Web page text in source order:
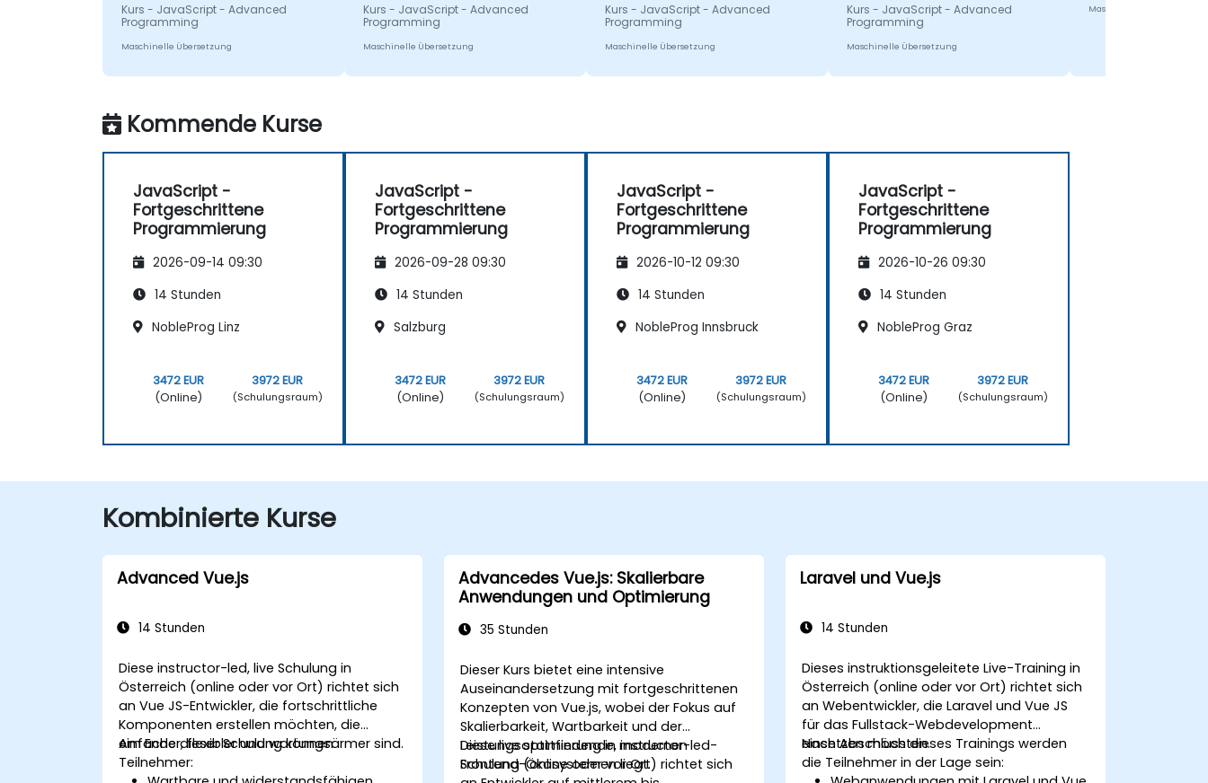
Kurs - JavaScript - Advanced
Programming
Maschinelle Übersetzung
Kurs - JavaScript - Advanced
Programming
Maschinelle Übersetzung
Kurs - JavaScript - Advanced
Programming
Maschinelle Übersetzung
Kurs - JavaScript - Advanced
Programming
Maschinelle Übersetzung
Maschinelle Übersetzung
Kommende Kurse
JavaScript -
Fortgeschrittene
Programmierung
2026-09-14 09:30
14 Stunden
NobleProg Linz
3472 EUR
(Online)
3972 EUR
(Schulungsraum)
JavaScript -
Fortgeschrittene
Programmierung
2026-09-28 09:30
14 Stunden
Salzburg
3472 EUR
(Online)
3972 EUR
(Schulungsraum)
JavaScript -
Fortgeschrittene
Programmierung
2026-10-12 09:30
14 Stunden
NobleProg Innsbruck
3472 EUR
(Online)
3972 EUR
(Schulungsraum)
JavaScript -
Fortgeschrittene
Programmierung
2026-10-26 09:30
14 Stunden
NobleProg Graz
3472 EUR
(Online)
3972 EUR
(Schulungsraum)
Kombinierte Kurse
Advanced Vue.js
14 Stunden
Diese instructor-led, live Schulung in
Österreich (online oder vor Ort) richtet sich
an Vue JS-Entwickler, die fortschrittliche
Komponenten erstellen möchten, die
einfacher, flexibler und wartungsärmer sind.
Am Ende dieser Schulung können
Teilnehmer:
Advancedes Vue.js: Skalierbare
Anwendungen und Optimierung
35 Stunden
Dieser Kurs bietet eine intensive
Auseinandersetzung mit fortgeschrittenen
Konzepten von Vue.js, wobei der Fokus auf
Skalierbarkeit, Wartbarkeit und der
Leistungsoptimierung in modernen
Frontend-Ökosystemen liegt.
Diese live stattfindende, instructor-led-
Schulung (online oder vor Ort) richtet sich
Laravel und Vue.js
14 Stunden
Dieses instruktionsgeleitete Live-Training in
Österreich (online oder vor Ort) richtet sich
an Webentwickler, die Laravel und Vue JS
für das Fullstack-Webdevelopment
einsetzen möchten.
Nach Abschluss dieses Trainings werden
die Teilnehmer in der Lage sein: